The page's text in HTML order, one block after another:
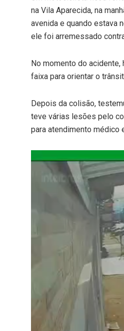
na Vila Aparecida, na
avenida e quando estava
ele foi arremessado
No momento do
faixa para orientar o
Depois da colisão,
teve várias lesões pelo
para atendimento médico